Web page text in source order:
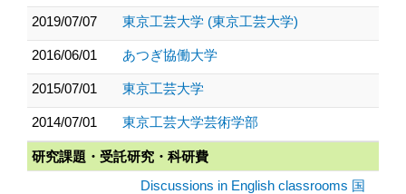
2019/07/07 東京工芸大学 (東京工芸大学)
2016/06/01 あつぎ協働大学
2015/07/01 東京工芸大学
2014/07/01 東京工芸大学芸術学部
研究課題・受託研究・科研費
Discussions in English classrooms 国